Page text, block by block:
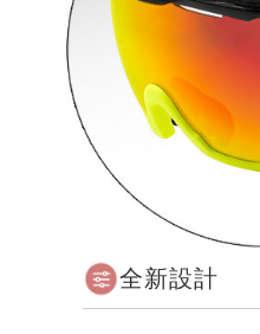
全新設計